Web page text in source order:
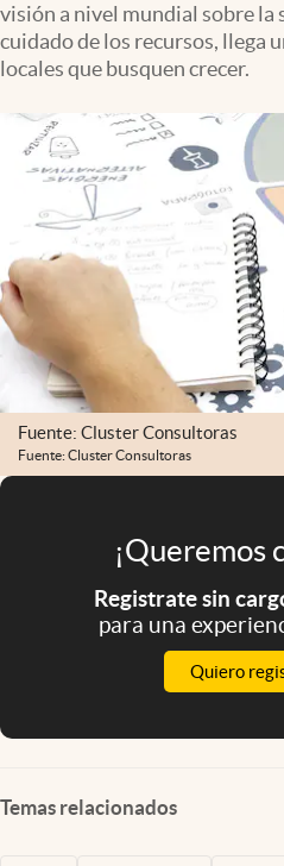
Infotechnology
Mundial 2026
Eventos Corporativos
El Cronista Studio
Mediakit
abre en nueva pestaña
Argentina
visión a nivel mundial sobre la
cuidado de los recursos, llega
locales que busquen crecer.
Fuente: Cluster Consultoras
Fuente: Cluster Consultoras
¡Queremos
Registrate sin
para una
Quiero
Temas relacionados